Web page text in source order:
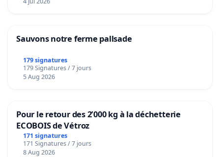
Sauvons notre ferme pallsade
179 signatures
179 Signatures / 7 jours
5 Aug 2026
Pour le retour des 2’000 kg à la déchetterie
ECOBOIS de Vétroz
171 signatures
171 Signatures / 7 jours
8 Aug 2026